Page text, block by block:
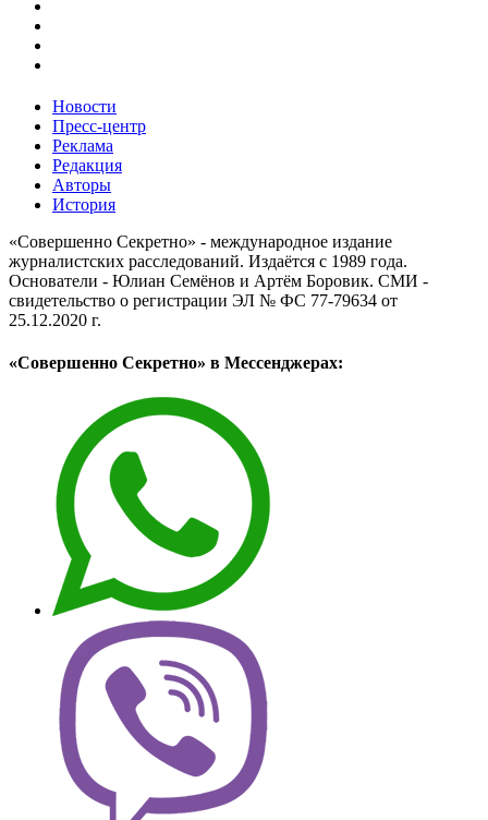
Новости
Пресс-центр
Реклама
Редакция
Авторы
История
«Совершенно Секретно» - международное издание
журналистских расследований. Издаётся с 1989 года.
Основатели - Юлиан Семёнов и Артём Боровик. CМИ -
свидетельство о регистрации ЭЛ № ФС 77-79634 от
25.12.2020 г.
«Совершенно Секретно» в Мессенджерах: